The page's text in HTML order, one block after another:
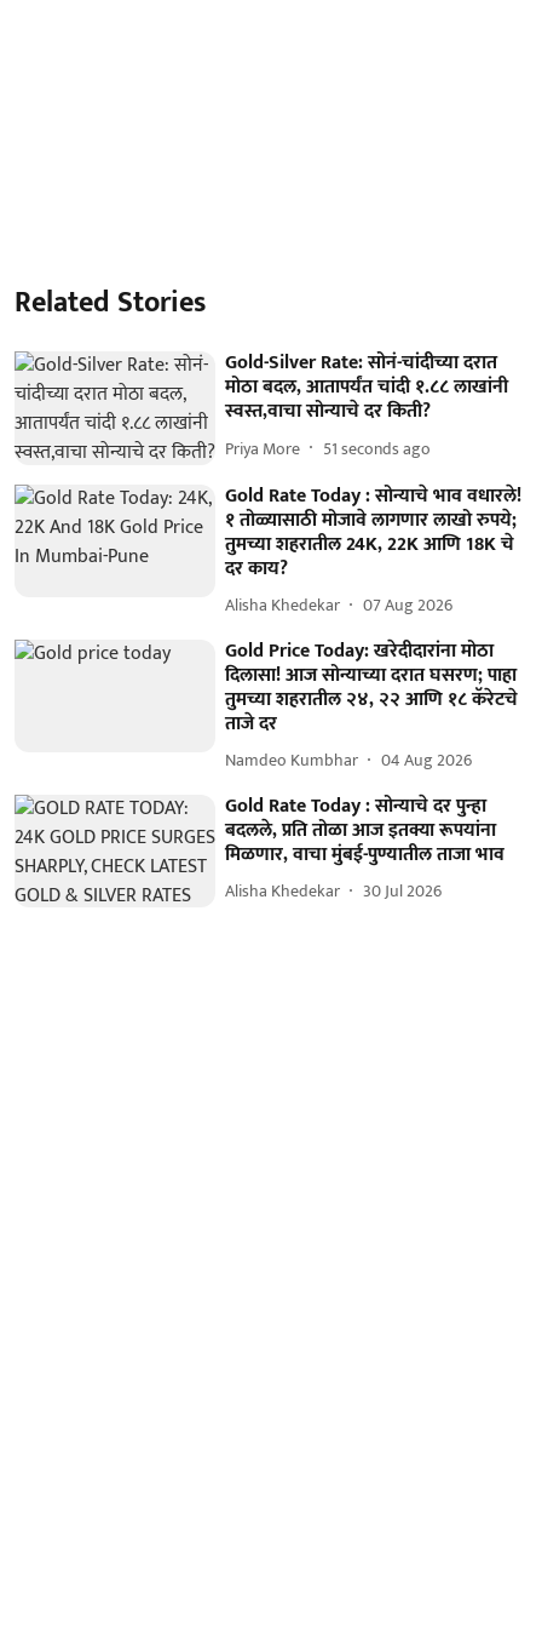
Related Stories
Gold-Silver Rate: सोनं-चांदीच्या दरात
मोठा बदल, आतापर्यंत चांदी १.८८ लाखांनी
स्वस्त,वाचा सोन्याचे दर किती?
Priya More 51 seconds ago
Gold Rate Today : सोन्याचे भाव वधारले!
१ तोळ्यासाठी मोजावे लागणार लाखो रुपये;
तुमच्या शहरातील 24K, 22K आणि 18K चे
दर काय?
Alisha Khedekar 07 Aug 2026
Gold Price Today: खरेदीदारांना मोठा
दिलासा! आज सोन्याच्या दरात घसरण; पाहा
तुमच्या शहरातील २४, २२ आणि १८ कॅरेटचे
ताजे दर
Namdeo Kumbhar 04 Aug 2026
Gold Rate Today : सोन्याचे दर पुन्हा
बदलले, प्रति तोळा आज इतक्या रूपयांना
मिळणार, वाचा मुंबई-पुण्यातील ताजा भाव
Alisha Khedekar 30 Jul 2026